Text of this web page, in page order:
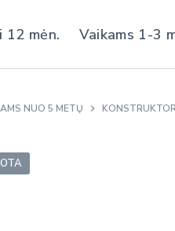
12 mėn. Vaikams 1-3
NUO 5 METŲ